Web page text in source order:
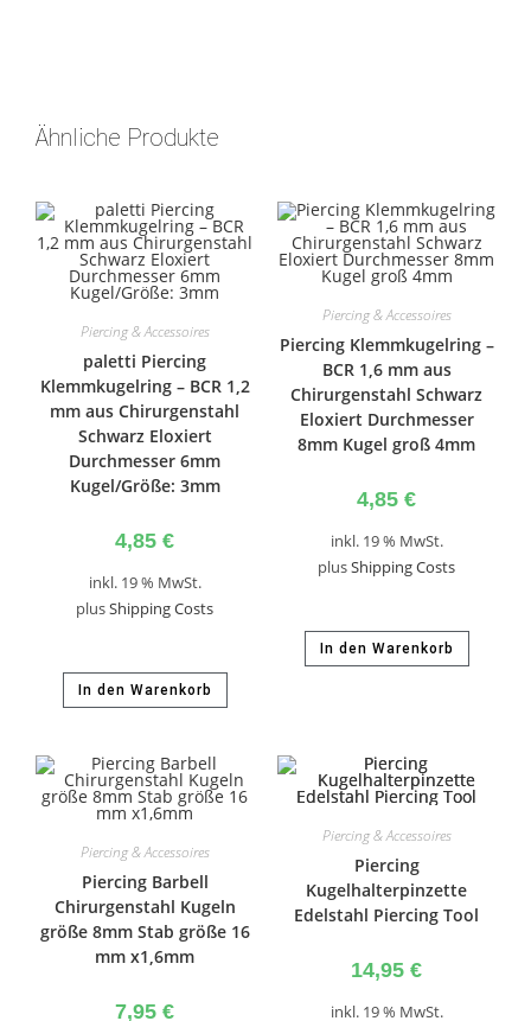
Ähnliche Produkte
Piercing & Accessoires
paletti Piercing
Klemmkugelring – BCR 1,2
mm aus Chirurgenstahl
Schwarz Eloxiert
Durchmesser 6mm
Kugel/Größe: 3mm
4,85 €
inkl. 19 % MwSt.
plusShipping Costs
In den Warenkorb
Piercing & Accessoires
Piercing Klemmkugelring –
BCR 1,6 mm aus
Chirurgenstahl Schwarz
Eloxiert Durchmesser
8mm Kugel groß 4mm
4,85 €
inkl. 19 % MwSt.
plusShipping Costs
In den Warenkorb
Piercing & Accessoires
Piercing Barbell
Chirurgenstahl Kugeln
größe 8mm Stab größe 16
mm x1,6mm
7,95 €
Piercing & Accessoires
Piercing
Kugelhalterpinzette
Edelstahl Piercing Tool
14,95 €
inkl. 19 % MwSt.